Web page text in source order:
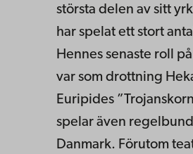
största delen av sitt
har spelat ett stort
Hennes senaste roll
var som drottning
Euripides
spelar även
Danmark. Förutom